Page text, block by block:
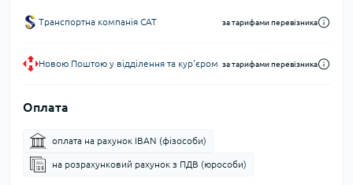
Транспортна компанія CAT за тарифами перевізника
Новою Поштою у відділення та кур'єром за тарифами перевізника
Оплата
оплата на рахунок IBAN (фізособи)
на розрахунковий рахунок з ПДВ (юрособи)